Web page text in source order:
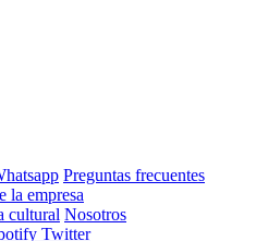
Preguntas frecuentes
la empresa
cultural Nosotros
Twitter